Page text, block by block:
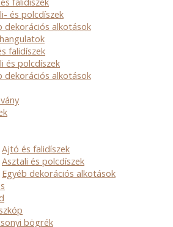
és polcdíszek
dekorációs alkotások
falidíszek
és polcdíszek
dekorációs alkotások
Ajtó és falidíszek
Asztali és polcdíszek
Egyéb dekorációs alkotások
bögrék